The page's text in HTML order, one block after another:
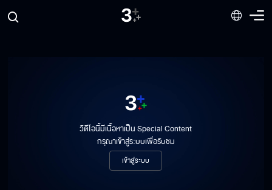
วิดีโอนี้มีเนื้อหาเป็น Special Content
กรุณาเข้าสู่ระบบเพื่อรับชม
เข้าสู่ระบบ